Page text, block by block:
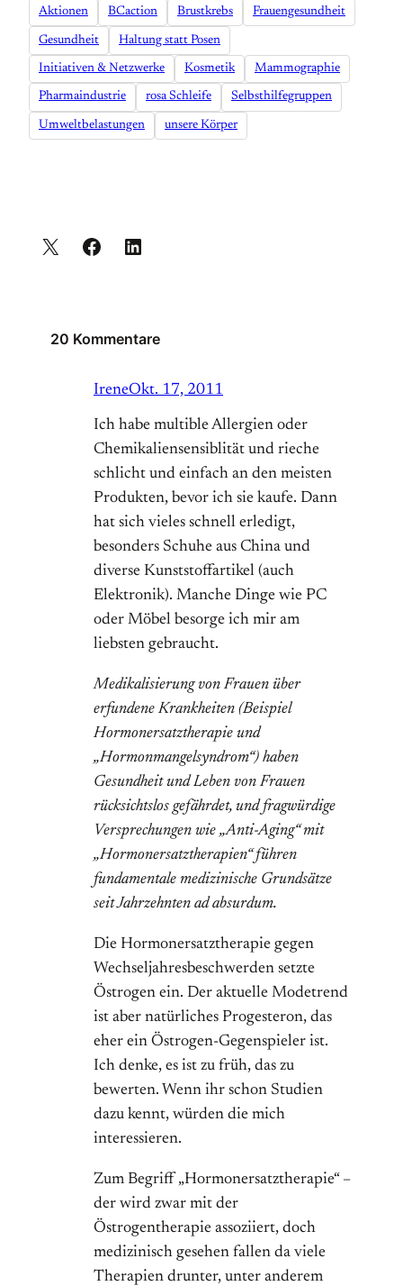
Aktionen BCaction Brustkrebs Frauengesundheit
Gesundheit Haltung statt Posen
Initiativen & Netzwerke Kosmetik Mammographie
Pharmaindustrie rosa Schleife Selbsthilfegruppen
Umweltbelastungen unsere Körper
20 Kommentare
IreneOkt. 17, 2011
Ich habe multible Allergien oder
Chemikaliensensiblität und rieche
schlicht und einfach an den meisten
Produkten, bevor ich sie kaufe. Dann
hat sich vieles schnell erledigt,
besonders Schuhe aus China und
diverse Kunststoffartikel (auch
Elektronik). Manche Dinge wie PC
oder Möbel besorge ich mir am
liebsten gebraucht.
Medikalisierung von Frauen über
erfundene Krankheiten (Beispiel
Hormonersatztherapie und
„Hormonmangelsyndrom“) haben
Gesundheit und Leben von Frauen
rücksichtslos gefährdet, und fragwürdige
Ver­sprechungen wie „Anti-Aging“ mit
„Hormonersatztherapien“ führen
fundamentale medizinische Grundsätze
seit Jahrzehnten ad absurdum.
Die Hormonersatztherapie gegen
Wechseljahresbeschwerden setzte
Östrogen ein. Der aktuelle Modetrend
ist aber natürliches Progesteron, das
eher ein Östrogen-Gegenspieler ist.
Ich denke, es ist zu früh, das zu
bewerten. Wenn ihr schon Studien
dazu kennt, würden die mich
interessieren.
Zum Begriff „Hormonersatztherapie“ –
der wird zwar mit der
Östrogentherapie assoziiert, doch
medizinisch gesehen fallen da viele
Therapien drunter, unter anderem